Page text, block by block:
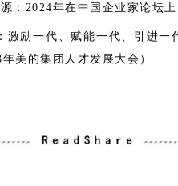
：2024年在中国企业家论坛上
激励一代、赋能一代、引进一
美的集团人才发展大会）